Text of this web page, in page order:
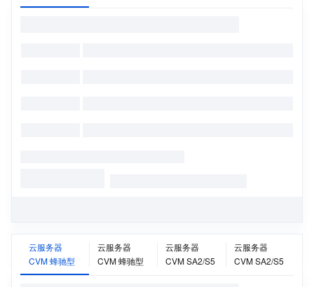
2G20M
云服务器
CVM 蜂驰型
云服务器
CVM 蜂驰型
云服务器
CVM SA2/S5
云服务器
CVM SA2/S5